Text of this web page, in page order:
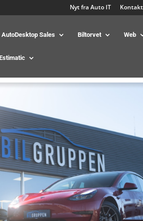
Nyt fra Auto IT Kontakt
AutoDesktop Sales Biltorvet Web